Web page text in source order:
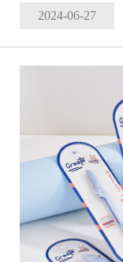
2024-06-27